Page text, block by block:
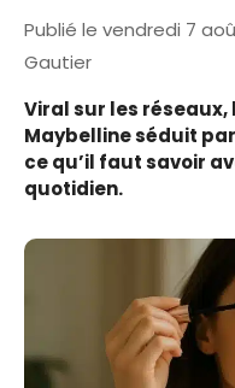
Publié le vendredi 7
Gautier
Viral sur les réseaux,
Maybelline séduit
ce qu’il faut savoir
quotidien.